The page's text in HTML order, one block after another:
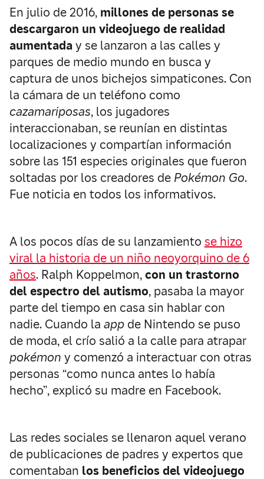
En julio de 2016, millones de personas se
descargaron un videojuego de realidad
aumentaday se lanzaron a las calles y
parques de medio mundo en busca y
captura de unos bichejos simpaticones. Con
la cámara de un teléfono como
cazamariposas, los jugadores
interaccionaban, se reunían en distintas
localizaciones y compartían información
sobre las 151 especies originales que fueron
soltadas por los creadores de Pokémon Go.
Fue noticia en todos los informativos.
A los pocos días de su lanzamiento se hizo
viral la historia de un niño neoyorquino de 6
años. Ralph Koppelmon,con un trastorno
del espectro del autismo, pasaba la mayor
parte del tiempo en casa sin hablar con
nadie. Cuando la app de Nintendo se puso
de moda, el crío salió a la calle para atrapar
pokémon y comenzó a interactuar con otras
personas “como nunca antes lo había
hecho”, explicó su madre en Facebook.
Las redes sociales se llenaron aquel verano
de publicaciones de padres y expertos que
comentaban los beneficios del videojuego